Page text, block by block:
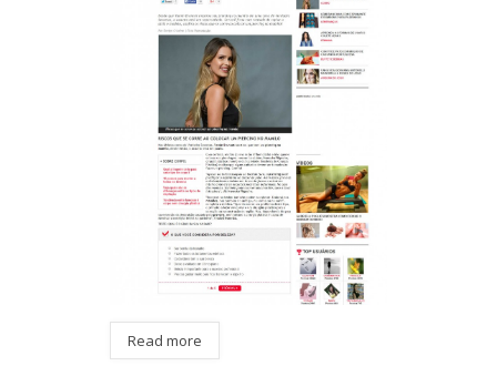
Read more